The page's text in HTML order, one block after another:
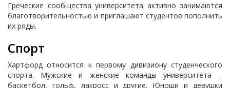
Греческие сообщества университета активно занимаются
благотворительностью и приглашают студентов пополнить
их ряды.
Спорт
Хартфорд относится к первому дивизиону студенческого
спорта. Мужские и женские команды университета –
баскетбол, гольф, лакросс и другие. Юноши и девушки